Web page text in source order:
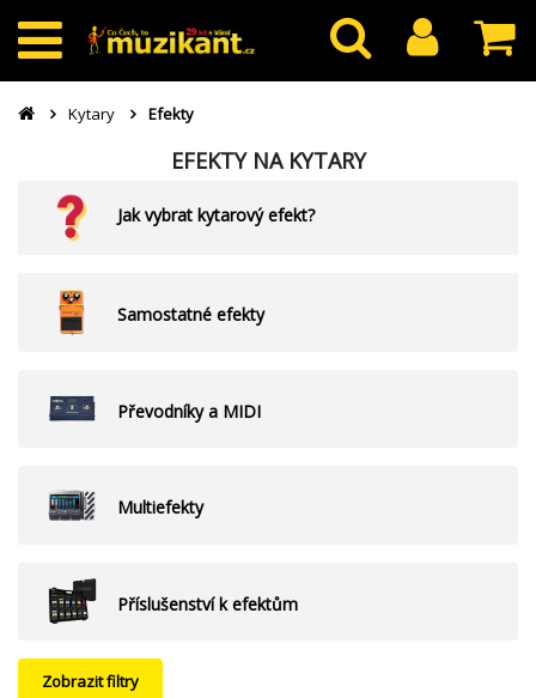
Kytary Efekty
EFEKTY NA KYTARY
Jak vybrat kytarový efekt?
Samostatné efekty
Převodníky a MIDI
Multiefekty
Příslušenství k efektům
Zobrazit filtry